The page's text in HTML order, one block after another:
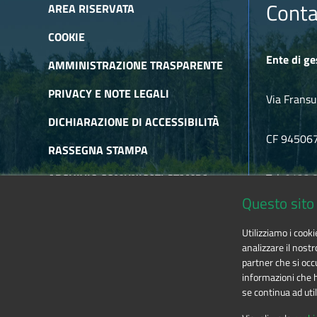
I balerin del bal veij
08 Febbraio 2025
Sabato 8 febbraio a Mompantero, nel salone polivalente,
documentario di Andrea Fantino
AREA RISERVATA
COOKIE
AMMINISTRAZIONE TRASPARENTE
PRIVACY E NOTE LEGALI
DICHIARAZIONE DI ACCESSIBILITÀ
RASSEGNA STAMPA
ARCHIVIO COMUNICATI STAMPA
Ente di
Via
CF
Tel.
Questo
Utilizziamo i
analizzare il
partner che si
informazioni che
se continua ad